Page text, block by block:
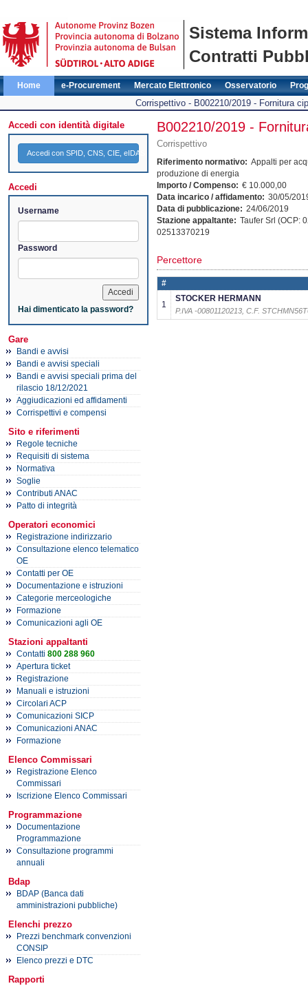
Sistema
Contratti
Home e-Procurement Mercato Elettronico Osservatorio
Corrispettivo - B002210/2019 - Fornitura
Accedi con identità digitale
Accedi con SPID, CNS, CIE, eIDAS
Accedi
Username
Password
Hai dimenticato la password?
Gare
Bandi e avvisi
Bandi e avvisi speciali
Bandi e avvisi speciali prima del
rilascio 18/12/2021
Aggiudicazioni ed affidamenti
Corrispettivi e compensi
Sito e riferimenti
Regole tecniche
Requisiti di sistema
Normativa
Soglie
Contributi ANAC
Patto di integrità
Operatori economici
Registrazione indirizzario
Consultazione elenco telematico
OE
Contatti per OE
Documentazione e istruzioni
Categorie merceologiche
Formazione
Comunicazioni agli OE
Stazioni appaltanti
Contatti 800 288 960
Apertura ticket
Registrazione
Manuali e istruzioni
Circolari ACP
Comunicazioni SICP
Comunicazioni ANAC
Formazione
Elenco Commissari
Registrazione Elenco
Commissari
Iscrizione Elenco Commissari
Programmazione
Documentazione
Programmazione
Consultazione programmi
annuali
Bdap
BDAP (Banca dati
amministrazioni pubbliche)
Elenchi prezzo
Prezzi benchmark convenzioni
CONSIP
Elenco prezzi e DTC
Rapporti
B002210/2019 -
Corrispettivo
Riferimento normativo: Appalti per
produzione di energia
Importo / Compenso: € 10.000,00
Data incarico / affidamento: 30/05/
Data di pubblicazione: 24/06/2019
Stazione appaltante: Taufer Srl (OCP:
02513370219
Percettore
#
1
STOCKER HERMANN
P.IVA -00801120213, C.F.